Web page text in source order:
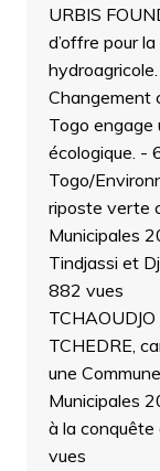
URBIS
d’offre pour
hydroagricole.
Changement
Togo engage
écologique. -
Togo/
riposte verte
Municipales
Tindjassi et
882 vues
TCHEDRE,
une
Municipales
à la conquête
vues